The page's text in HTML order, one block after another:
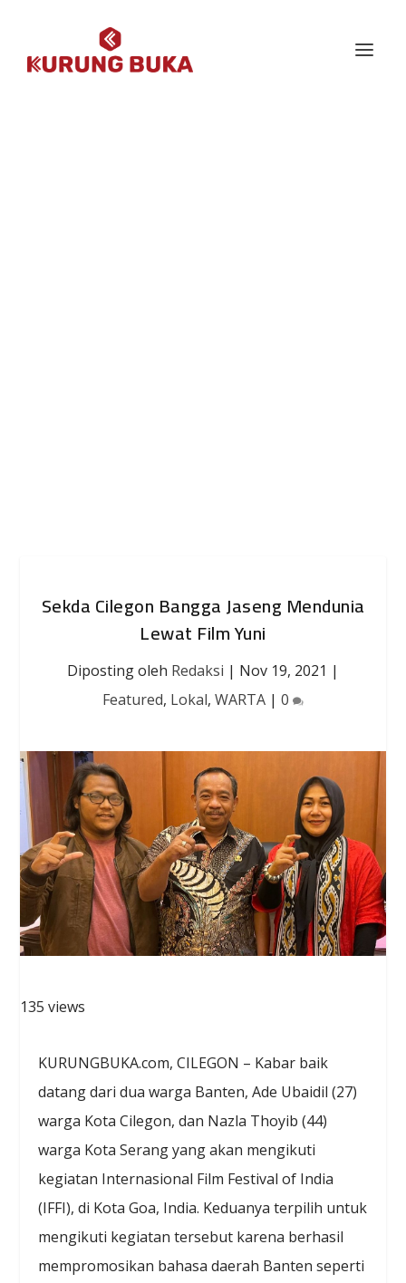
Sekda Cilegon Bangga Jaseng Mendunia
Lewat Film Yuni
Diposting oleh Redaksi | Nov 19, 2021 |
Featured, Lokal, WARTA | 0
135 views
KURUNGBUKA.com, CILEGON – Kabar baik
datang dari dua warga Banten, Ade Ubaidil (27)
warga Kota Cilegon, dan Nazla Thoyib (44)
warga Kota Serang yang akan mengikuti
kegiatan Internasional Film Festival of India
(IFFI), di Kota Goa, India. Keduanya terpilih untuk
mengikuti kegiatan tersebut karena berhasil
mempromosikan bahasa daerah Banten seperti